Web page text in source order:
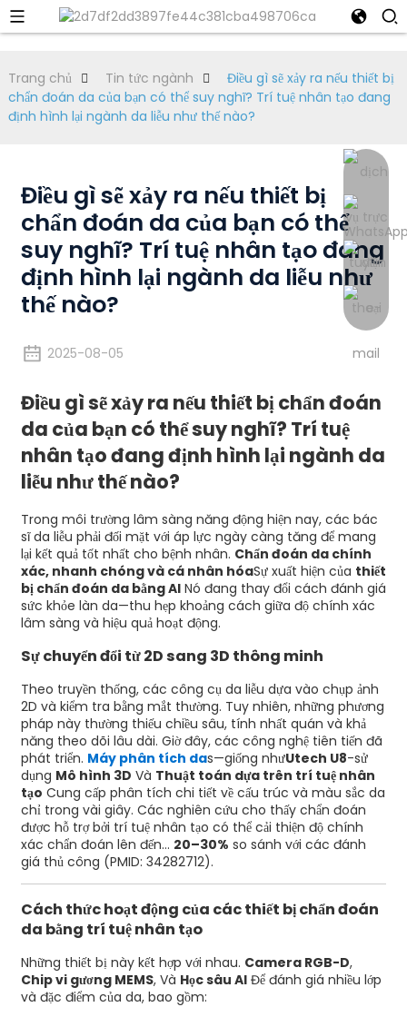
Trang chủ Tin tức ngành
Điều gì sẽ xảy ra nếu thiết bị
chẩn đoán da của bạn có thể suy nghĩ? Trí tuệ nhân tạo đang
định hình lại ngành da liễu như thế nào?
Điều gì sẽ xảy ra nếu thiết bị
chẩn đoán da của bạn có thể
suy nghĩ? Trí tuệ nhân tạo đang
định hình lại ngành da liễu như
thế nào?
2025-08-05
Điều gì sẽ xảy ra nếu thiết bị chẩn đoán
da của bạn có thể suy nghĩ? Trí tuệ
nhân tạo đang định hình lại ngành da
liễu như thế nào?
Trong môi trường lâm sàng năng động hiện nay, các bác
sĩ da liễu phải đối mặt với áp lực ngày càng tăng để mang
lại kết quả tốt nhất cho bệnh nhân. Chẩn đoán da chính
xác, nhanh chóng và cá nhân hóaSự xuất hiện của thiết
bị chẩn đoán da bằng AINó đang thay đổi cách đánh giá
sức khỏe làn da—thu hẹp khoảng cách giữa độ chính xác
lâm sàng và hiệu quả hoạt động.
Sự chuyển đổi từ 2D sang 3D thông minh
Theo truyền thống, các công cụ da liễu dựa vào chụp ảnh
2D và kiểm tra bằng mắt thường. Tuy nhiên, những phương
pháp này thường thiếu chiều sâu, tính nhất quán và khả
năng theo dõi lâu dài. Giờ đây, các công nghệ tiên tiến đã
phát triển. Máy phân tích das—giống nhưUtech U8-sử
dụng Mô hình 3D Và Thuật toán dựa trên trí tuệ nhân
tạo Cung cấp phân tích chi tiết về cấu trúc và màu sắc da
chỉ trong vài giây. Các nghiên cứu cho thấy chẩn đoán
được hỗ trợ bởi trí tuệ nhân tạo có thể cải thiện độ chính
xác chẩn đoán lên đến... 20–30% so sánh với các đánh
giá thủ công (PMID: 34282712).
Cách thức hoạt động của các thiết bị chẩn đoán
da bằng trí tuệ nhân tạo
Những thiết bị này kết hợp với nhau. Camera RGB-D,
Chip vi gương MEMS, Và Học sâu AIĐể đánh giá nhiều lớp
và đặc điểm của da, bao gồm: